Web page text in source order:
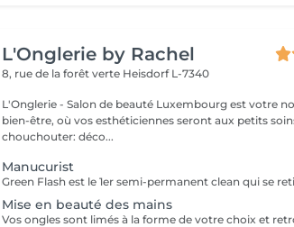
L'Onglerie by Rachel
8, rue de la forêt verte Heisdorf L-7340
L'Onglerie - Salon de beauté Luxembourg est votre
bien-être, où vos esthéticiennes seront aux petits
chouchouter: déco...
Manucurist
Mise en beauté des mains